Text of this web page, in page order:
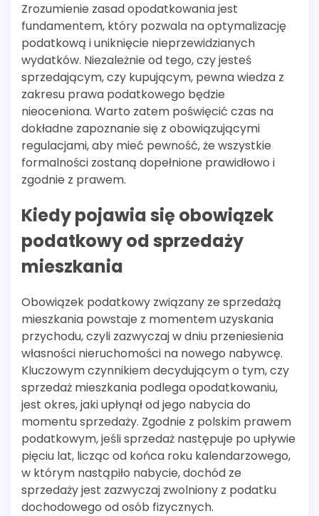
Zrozumienie zasad opodatkowania jest
fundamentem, który pozwala na optymalizację
podatkową i uniknięcie nieprzewidzianych
wydatków. Niezależnie od tego, czy jesteś
sprzedającym, czy kupującym, pewna wiedza z
zakresu prawa podatkowego będzie
nieoceniona. Warto zatem poświęcić czas na
dokładne zapoznanie się z obowiązującymi
regulacjami, aby mieć pewność, że wszystkie
formalności zostaną dopełnione prawidłowo i
zgodnie z prawem.
Kiedy pojawia się obowiązek
podatkowy od sprzedaży
mieszkania
Obowiązek podatkowy związany ze sprzedażą
mieszkania powstaje z momentem uzyskania
przychodu, czyli zazwyczaj w dniu przeniesienia
własności nieruchomości na nowego nabywcę.
Kluczowym czynnikiem decydującym o tym, czy
sprzedaż mieszkania podlega opodatkowaniu,
jest okres, jaki upłynął od jego nabycia do
momentu sprzedaży. Zgodnie z polskim prawem
podatkowym, jeśli sprzedaż następuje po upływie
pięciu lat, licząc od końca roku kalendarzowego,
w którym nastąpiło nabycie, dochód ze
sprzedaży jest zazwyczaj zwolniony z podatku
dochodowego od osób fizycznych.